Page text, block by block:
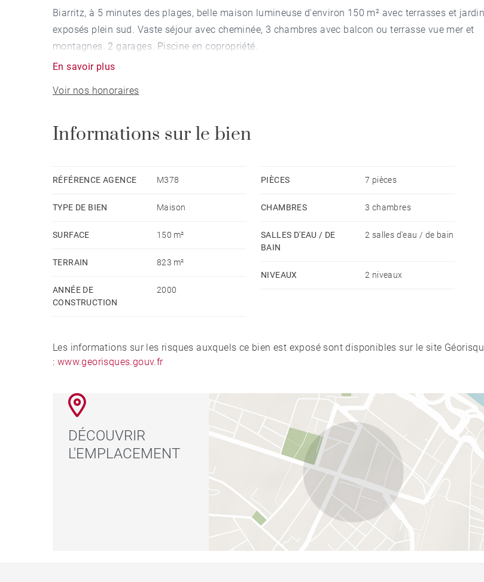
Biarritz, à 5 minutes des plages, belle maison lumineuse d'environ 150 m² avec terrasses et jardin
exposés plein sud. Vaste séjour avec cheminée, 3 chambres avec balcon ou terrasse vue mer et
montagnes. 2 garages. Piscine en copropriété.
En savoir plus
Voir nos honoraires
Informations sur le bien
RÉFÉRENCE AGENCE M378
TYPE DE BIEN Maison
SURFACE 150 m²
TERRAIN 823 m²
ANNÉE DE
CONSTRUCTION
2000
PIÈCES 7 pièces
CHAMBRES 3 chambres
SALLES D'EAU / DE
BAIN
2 salles d'eau / de bain
NIVEAUX 2 niveaux
Les informations sur les risques auxquels ce bien est exposé sont disponibles sur le site
: www.georisques.gouv.fr
DÉCOUVRIR
L'EMPLACEMENT